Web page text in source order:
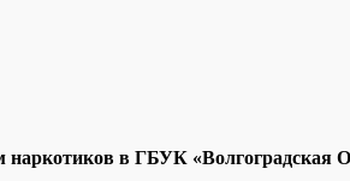
в ГБУК